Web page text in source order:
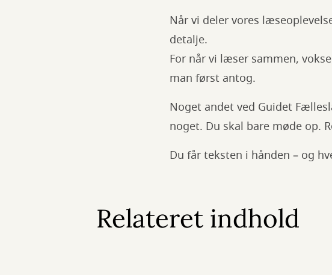
Når vi deler vores
detalje.
For når vi læser sammen,
man først antog.
Noget andet ved Guidet
noget. Du skal bare møde op.
Du får teksten i hånden – og
Relateret indhold